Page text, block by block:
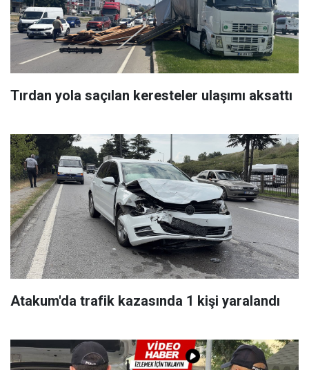
Tırdan yola saçılan keresteler ulaşımı aksattı
Atakum'da trafik kazasında 1 kişi yaralandı